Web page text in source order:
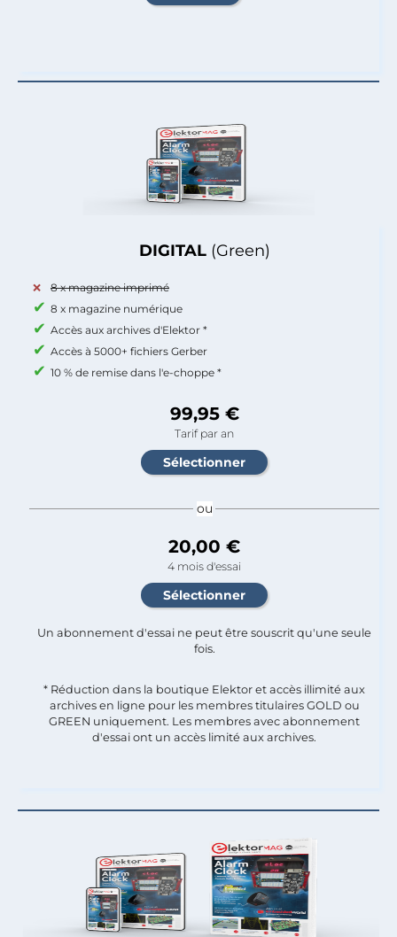
DIGITAL (Green)
8 x magazine imprimé
8 x magazine numérique
Accès aux archives d'Elektor *
Accès à 5000+ fichiers Gerber
10 % de remise dans l'e-choppe *
99,95 €
Tarif par an
ou
20,00 €
4 mois d'essai
Un abonnement d'essai ne peut être souscrit qu'une seule
fois.​
* Réduction dans la boutique Elektor et accès illimité aux
archives en ligne pour les membres titulaires GOLD ou
GREEN uniquement. Les membres avec abonnement
d'essai ont un accès limité aux archives.